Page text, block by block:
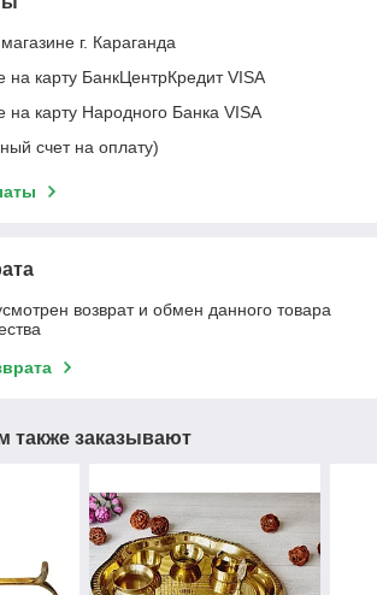
г. Караганда
на карту БанкЦентрКредит VISA
на карту Народного Банка VISA
счет на оплату)
возврат и обмен данного товара
также заказывают